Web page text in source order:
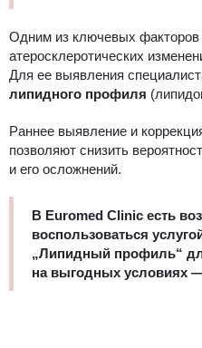
Одним из ключевых факторов
атеросклеротических
Для ее выявления
липидного профиля
Раннее выявление и
позволяют снизить
и его осложнений.
В Euromed Clinic есть
воспользоваться
„Липидный профиль“
на выгодных условиях